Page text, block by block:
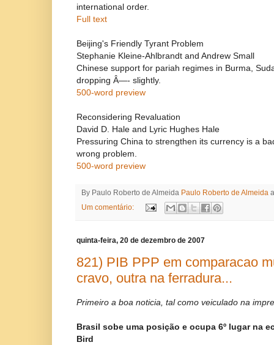
international order.
Full text
Beijing's Friendly Tyrant Problem
Stephanie Kleine-Ahlbrandt and Andrew Small
Chinese support for pariah regimes in Burma,
dropping Â—- slightly.
500-word preview
Reconsidering Revaluation
David D. Hale and Lyric Hughes Hale
Pressuring China to strengthen its currency is a
wrong problem.
500-word preview
By Paulo Roberto de Almeida Paulo Roberto de Almeida
Um comentário:
quinta-feira, 20 de dezembro de 2007
821) PIB PPP em comparacao
cravo, outra na ferradura...
Primeiro a boa noticia, tal como veiculado na
Brasil sobe uma posição e ocupa 6º lugar na
Bird